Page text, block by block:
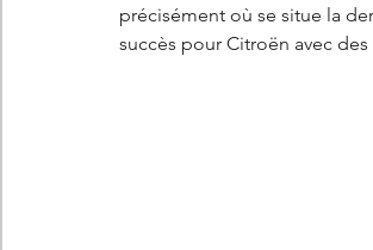
précisément où se situe la
succès pour Citroën avec